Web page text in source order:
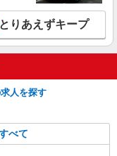
とりあえずキープ
人を探す
べて